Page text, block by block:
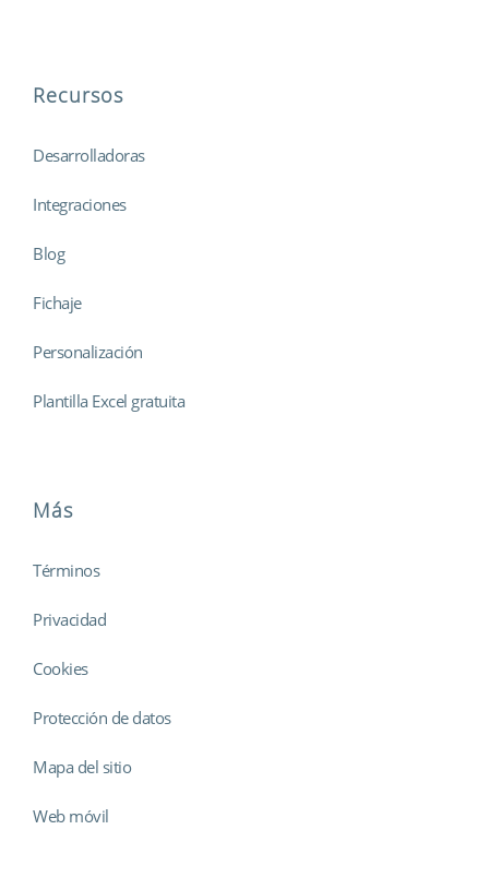
Recursos
Desarrolladoras
Integraciones
Blog
Fichaje
Personalización
Plantilla Excel gratuita
Más
Términos
Privacidad
Cookies
Protección de datos
Mapa del sitio
Web móvil